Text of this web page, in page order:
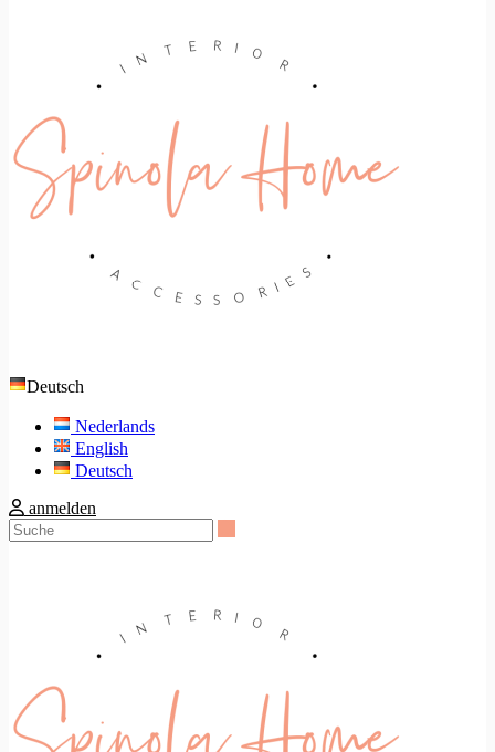
Deutsch
Nederlands
English
Deutsch
anmelden